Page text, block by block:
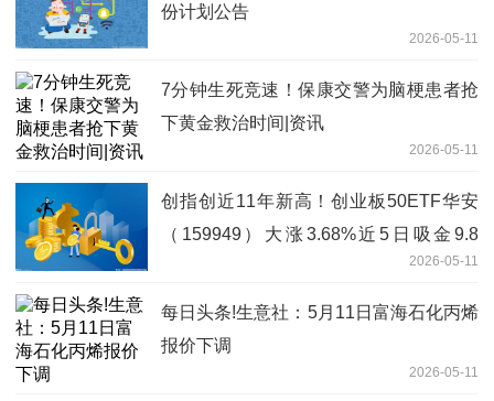
份计划公告
2026-05-11
7分钟生死竞速！保康交警为脑梗患者抢
下黄金救治时间|资讯
2026-05-11
创指创近11年新高！创业板50ETF华安
（159949）大涨3.68%近5日吸金9.8
亿，机构：第二阶段上涨行情始于足下
2026-05-11
每日头条!生意社：5月11日富海石化丙烯
报价下调
2026-05-11